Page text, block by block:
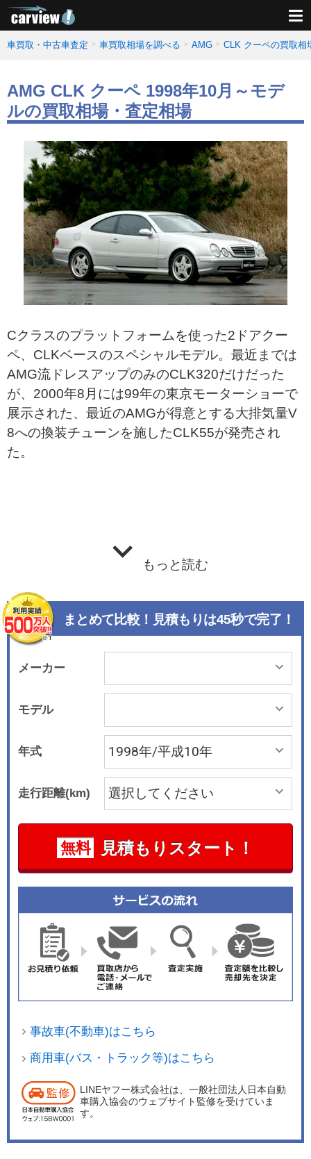
車買取・中古車査定 車買取相場を調べる AMG CLK クーペの買取相
AMG CLK クーペ 1998年10月～モデ
ルの買取相場・査定相場
Cクラスのプラットフォームを使った2ドアクー
ペ、CLKベースのスペシャルモデル。最近までは
AMG流ドレスアップのみのCLK320だけだった
が、2000年8月には99年の東京モーターショーで
展示された、最近のAMGが得意とする大排気量V
8への換装チューンを施したCLK55が発売され
た。
もっと読む
まとめて比較！見積もりは45秒で完了！
メーカー
モデル
年式
走行距離(km)
無料 見積もりスタート！
事故車(不動車)はこちら
商用車(バス・トラック等)はこちら
LINEヤフー株式会社は、一般社団法人日本自動
車購入協会のウェブサイト監修を受けていま
す。